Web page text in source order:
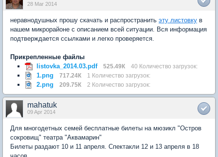
28 Mar 2014
неравнодушных прошу скачать и распространить эту листовку в
нашем микрорайоне с описанием всей ситуации. Вся информация
подтверждается ссылками и легко проверяется.
Прикрепленные файлы
listovka_2014.03.pdf
525.49К 40 Количество загрузок:
1.png 717.24К 1 Количество загрузок:
2.png 209.75К 2 Количество загрузок:
mahatuk
09 Apr 2014
Для многодетных семей бесплатные билеты на мюзикл "Остров
сокровищ" театра "Аквамарин"
Билеты раздают 10 и 11 апреля. Спектакли 12 и 13 апреля в 18